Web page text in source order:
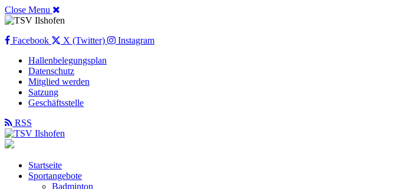
Close Menu
Facebook X (Twitter)
Instagram
Hallenbelegungsplan
Datenschutz
Mitglied werden
Satzung
Geschäftsstelle
RSS
Startseite
Sportangebote
Badminton